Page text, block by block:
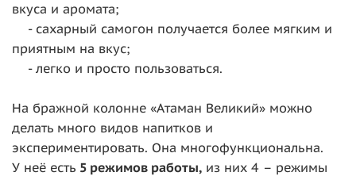
вкуса и аромата;
- сахарный самогон получается более мягким и
приятным на вкус;
- легко и просто пользоваться.
На бражной колонне «Атаман Великий» можно
делать много видов напитков и
экспериментировать. Она многофункциональна.
У неё есть 5 режимов работы, из них 4 – режимы